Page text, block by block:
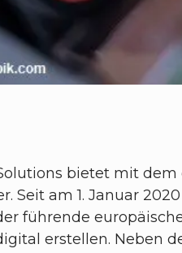
Solutions bietet mit
Seit am 1. Januar
führende
erstellen.